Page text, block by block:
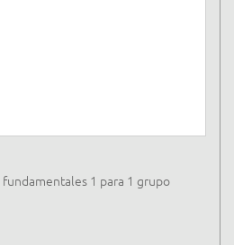
1 para 1 grupo